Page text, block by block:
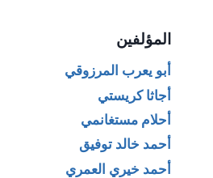
المؤلفين
أبو يعرب المرزوقي
أجاثا كريستي
أحلام مستغانمي
أحمد خالد توفيق
أحمد خيري العمري